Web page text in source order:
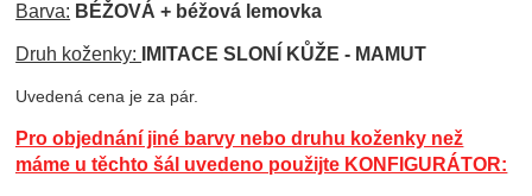
Barva: BÉŽOVÁ + béžová lemovka
Druh koženky: IMITACE SLONÍ KŮŽE - MAMUT
Uvedená cena je za pár.
Pro objednání jiné barvy nebo druhu koženky než
máme u těchto šál uvedeno použijte KONFIGURÁTOR: